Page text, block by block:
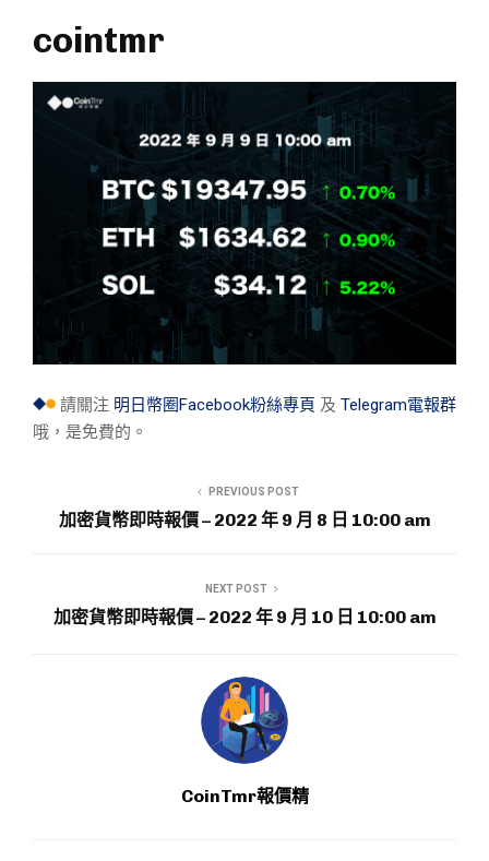
cointmr
請關注 明日幣圈Facebook粉絲專頁 及 Telegram電報群
哦，是免費的。
PREVIOUS POST
加密貨幣即時報價 – 2022 年 9 月 8 日 10:00 am
NEXT POST
加密貨幣即時報價 – 2022 年 9 月 10 日 10:00 am
CoinTmr報價精